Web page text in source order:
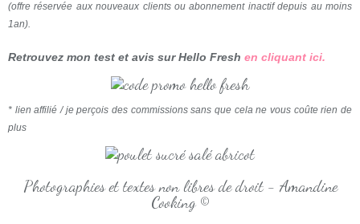
(offre réservée aux nouveaux clients ou abonnement inactif depuis au moins
1an).
Retrouvez mon test et avis sur Hello Fresh en cliquant ici.
* lien affilié / je perçois des commissions sans que cela ne vous coûte rien de
plus
Photographies et textes non libres de droit - Amandine
Cooking ©